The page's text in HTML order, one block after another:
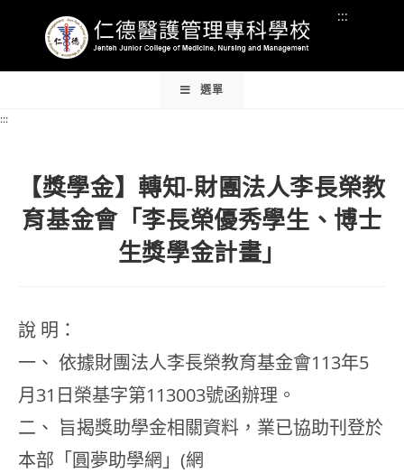
:::
:::
選單
:::
【獎學金】轉知-財團法人李長榮教
育基金會「李長榮優秀學生、博士
生獎學金計畫」
說 明：
一、 依據財團法人李長榮教育基金會113年5
月31日榮基字第113003號函辦理。
二、 旨揭獎助學金相關資料，業已協助刊登於
本部「圓夢助學網」(網